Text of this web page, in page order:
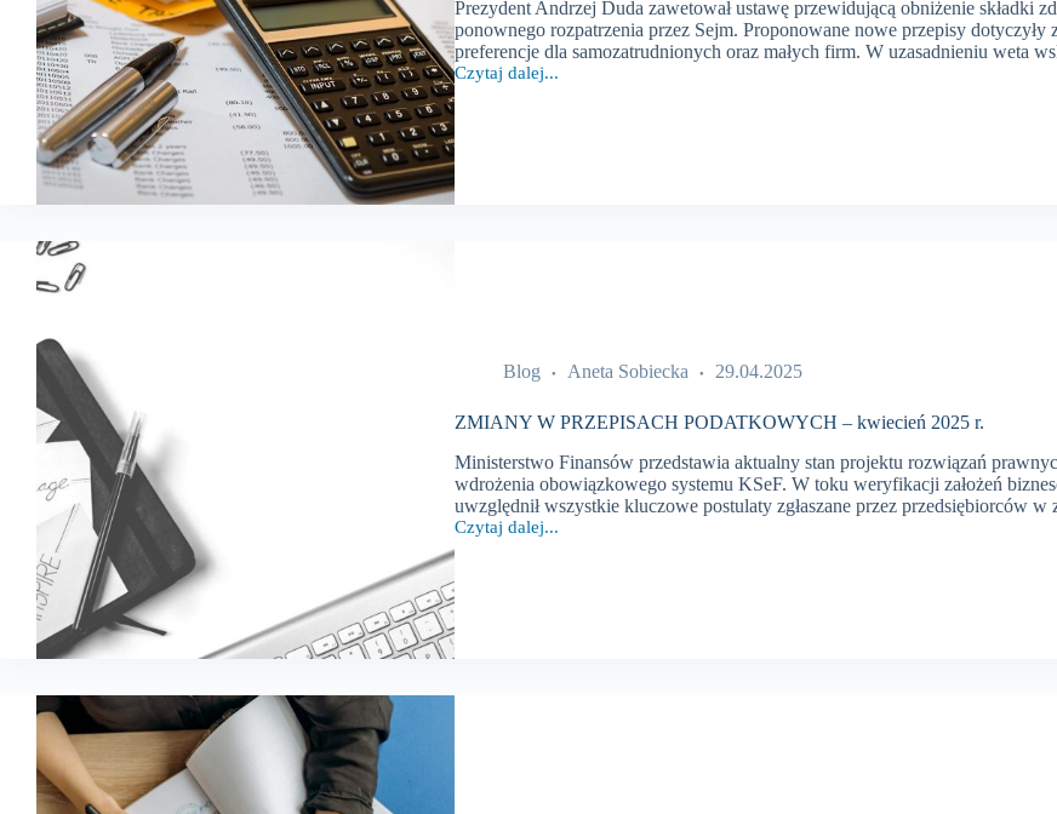
Prezydent Andrzej Duda zawetował ustawę przewidującą obniżenie składki
ponownego rozpatrzenia przez Sejm. Proponowane nowe przepisy dotyczyły
preferencje dla samozatrudnionych oraz małych firm. W uzasadnieniu weta
Czytaj dalej...
ZMIANY
W
PODATKOWYCH
–
maj
2025
Blog Aneta Sobiecka 29.04.2025
ZMIANY W PRZEPISACH PODATKOWYCH – kwiecień 2025 r.
Ministerstwo Finansów przedstawia aktualny stan projektu rozwiązań
wdrożenia obowiązkowego systemu KSeF. W toku weryfikacji założeń
uwzględnił wszystkie kluczowe postulaty zgłaszane przez przedsiębiorców
Czytaj dalej...
ZMIANY
W
PRZEPISACH
PODATKOWYCH
–
kwiecień
2025